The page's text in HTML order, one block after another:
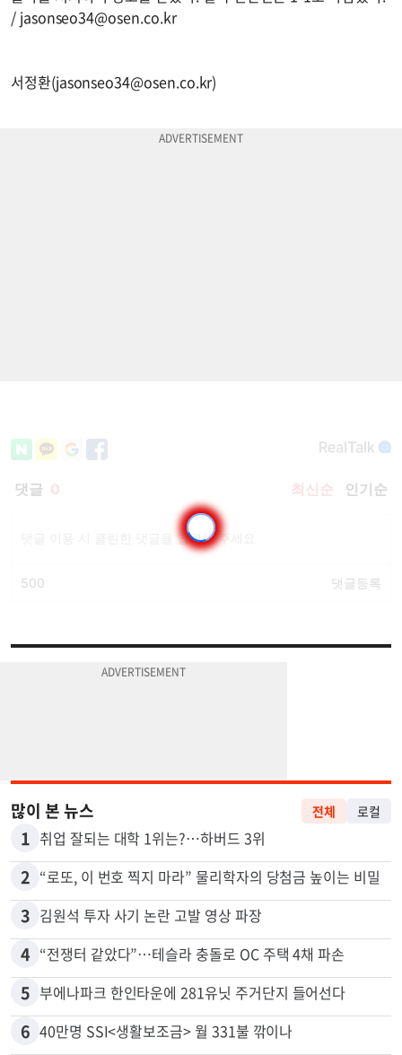
/ jasonseo34@osen.co.kr
서정환(jasonseo34@osen.co.kr)
1 취업 잘되는 대학 1위는?…하버드 3위
2 “로또, 이 번호 찍지 마라” 물리학자의 당첨금 높이는 비밀
3 김원석 투자 사기 논란 고발 영상 파장
4 “전쟁터 같았다”…테슬라 충돌로 OC 주택 4채 파손
5 부에나파크 한인타운에 281유닛 주거단지 들어선다